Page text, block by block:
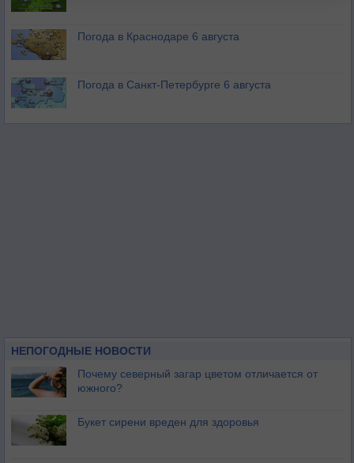
Погода в Краснодаре 6 августа
Погода в Санкт-Петербурге 6 августа
НЕПОГОДНЫЕ НОВОСТИ
Почему северный загар цветом отличается от
южного?
Букет сирени вреден для здоровья